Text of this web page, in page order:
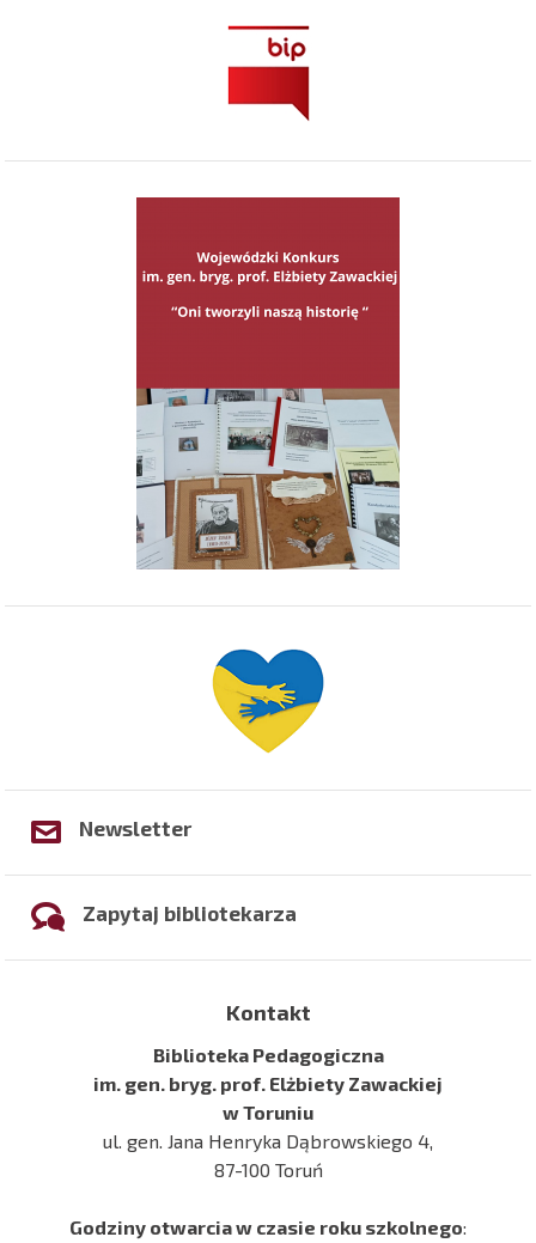
Newsletter
Zapytaj bibliotekarza
Kontakt
Biblioteka Pedagogiczna
im. gen. bryg. prof. Elżbiety Zawackiej
w Toruniu
ul. gen. Jana Henryka Dąbrowskiego 4,
87-100 Toruń
Godziny otwarcia w czasie roku szkolnego: